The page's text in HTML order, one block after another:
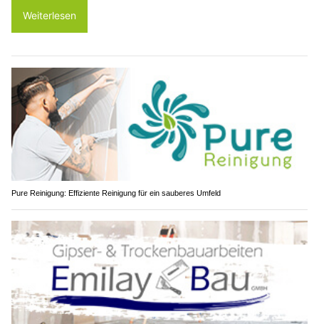
Weiterlesen
Pure Reinigung: Effiziente Reinigung für ein sauberes Umfeld